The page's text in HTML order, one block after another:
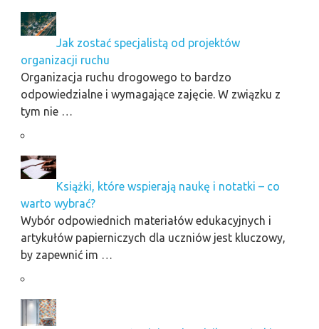
Jak zostać specjalistą od projektów
organizacji ruchu
Organizacja ruchu drogowego to bardzo
odpowiedzialne i wymagające zajęcie. W związku z
tym nie …
Książki, które wspierają naukę i notatki – co
warto wybrać?
Wybór odpowiednich materiałów edukacyjnych i
artykułów papierniczych dla uczniów jest kluczowy,
by zapewnić im …